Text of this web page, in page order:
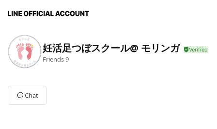
妊活足つぼスクール@ モリンガ
Friends9
Chat